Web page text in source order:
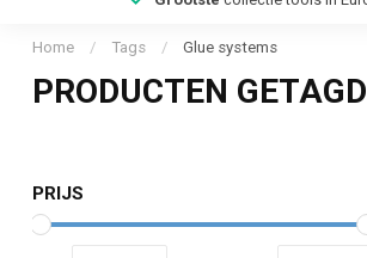
Home / Tags / Glue systems
PRODUCTEN
PRIJS